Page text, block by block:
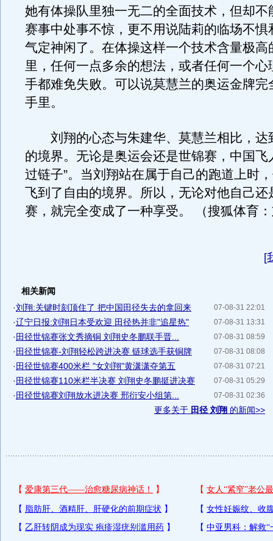
她有体操队里独一无二的全面技术，但却不
赛事中处事不惊，更不用说陆莉的临场不惧
气定神闲了。在体操这样一个技术含量极高
里，任何一点多余的想法，或者任何一个心
手都难免失败。可以说莫慧兰的奥运金牌完
手里。
刘翔的心态与朱建华、莫慧兰相比，达
的境界。无论是奥运会还是世锦赛，中国飞
过链子”。当刘翔站在属于自己的跑道上时
飞到了自由的境界。所以，无论对他自己还
赛，就完全变成了一种享受。 （搜狐体育
[
相关新闻
07-08-31 22:01
·刘翔:关键时刻顶住了 把中国田径失去的拿回来
07-08-31 13:31
·辽宁日报:刘翔日本受欢迎 田径热并非"追星热"
07-08-31 08:59
· 田径世锦赛张文秀摘铜 刘翔史冬鹏联手晋...
07-08-31 08:08
· 田径世锦赛-刘翔轻松跨进决赛 链球选手获铜牌
07-08-31 07:21
· 田径世锦赛400米栏 "女刘翔"黄潇潇夺第五
07-08-31 05:29
· 田径世锦赛110米栏半决赛 刘翔史冬鹏挺进决赛
07-08-31 02:36
· 田径世锦赛刘翔放水进决赛 邢衍安小组第...
更多关于 田径 刘翔 的新闻>>